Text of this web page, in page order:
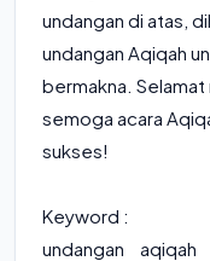
undangan di atas,
undangan Aqiqah
bermakna. Selamat
semoga acara
sukses!
Keyword :
undangan